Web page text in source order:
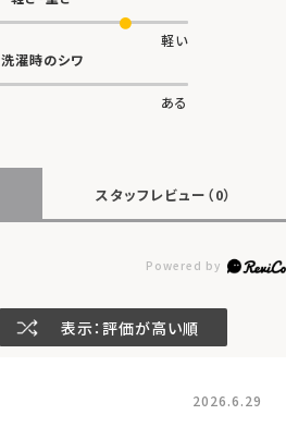
軽い
洗濯時のシワ
ある
スタッフレビュー （0）
表示：評価が高い順
2026.6.29